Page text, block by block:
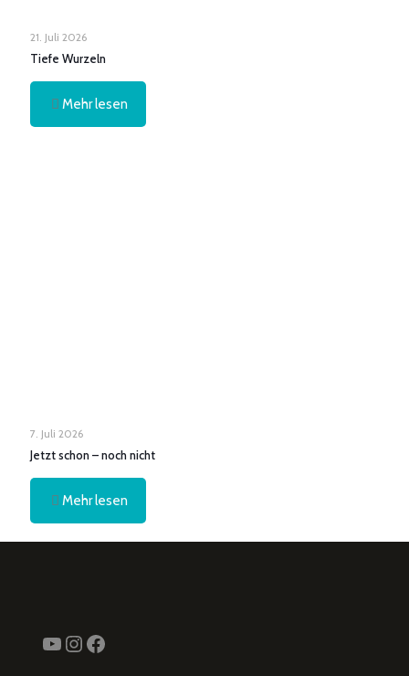
21. Juli 2026
Tiefe Wurzeln
Mehr lesen
7. Juli 2026
Jetzt schon – noch nicht
Mehr lesen
YouTube
Instagram
Facebook